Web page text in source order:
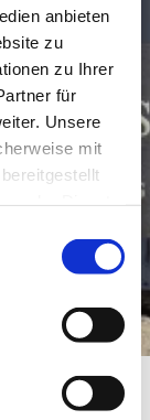
anbieten
zu
zu Ihrer
für
Unsere
mit